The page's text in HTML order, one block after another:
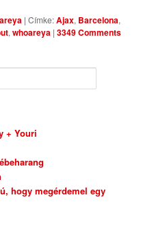
|Címke:Ajax, Barcelona,
,whoareya |3349 Comments
+ Youri
hogy megérdemel egy